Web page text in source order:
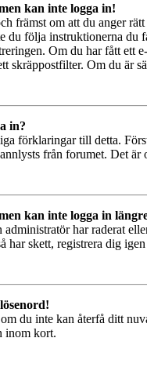
kan inte logga in!
främst om att du anger
du följa instruktionerna du
Om du har fått ett
skräppostfilter. Om du är
in?
förklaringar till detta.
från forumet. Det
kan inte logga in
har raderat
har skett, registrera dig
du inte kan återfå ditt
inom kort.